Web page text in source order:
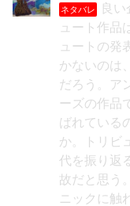
ネタバレ
良
ュート作品
ュートの発
かないのは
だろう。ア
ーズの作品
ばれている
か。トリビ
代を振り返
故だと思う
ニックに触